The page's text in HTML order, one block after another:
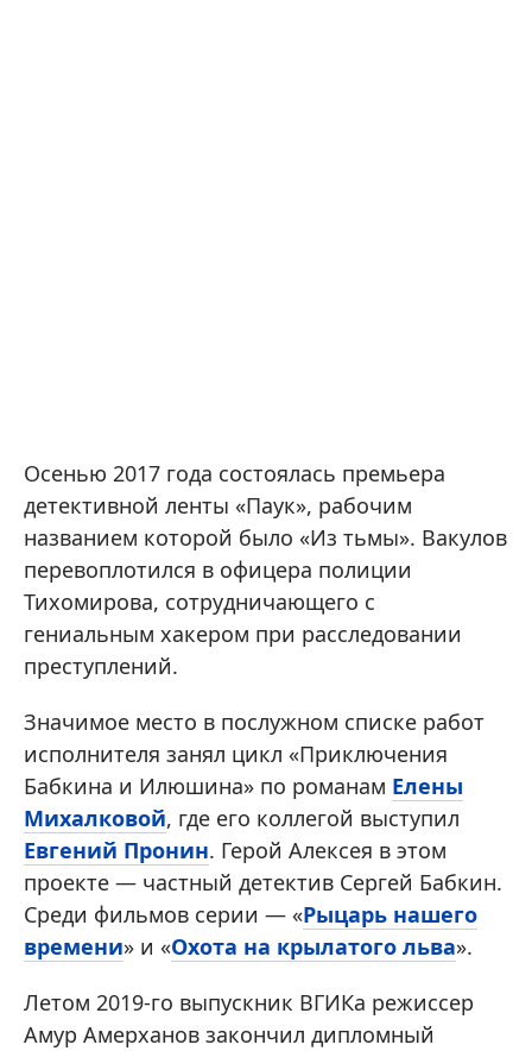
Осенью 2017 года состоялась премьера
детективной ленты «Паук», рабочим
названием которой было «Из тьмы». Вакулов
перевоплотился в офицера полиции
Тихомирова, сотрудничающего с
гениальным хакером при расследовании
преступлений.
Значимое место в послужном списке работ
исполнителя занял цикл «Приключения
Бабкина и Илюшина» по романам Елены
Михалковой, где его коллегой выступил
Евгений Пронин. Герой Алексея в этом
проекте — частный детектив Сергей Бабкин.
Среди фильмов серии — «Рыцарь нашего
времени» и «Охота на крылатого льва».
Летом 2019-го выпускник ВГИКа режиссер
Амур Амерханов закончил дипломный